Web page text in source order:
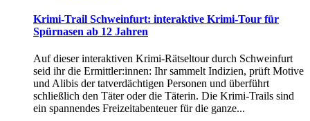
Krimi-Trail Schweinfurt: interaktive Krimi-Tour für
Spürnasen ab 12 Jahren
Auf dieser interaktiven Krimi-Rätseltour durch Schweinfurt
seid ihr die Ermittler:innen: Ihr sammelt Indizien, prüft Motive
und Alibis der tatverdächtigen Personen und überführt
schließlich den Täter oder die Täterin. Die Krimi-Trails sind
ein spannendes Freizeitabenteuer für die ganze...